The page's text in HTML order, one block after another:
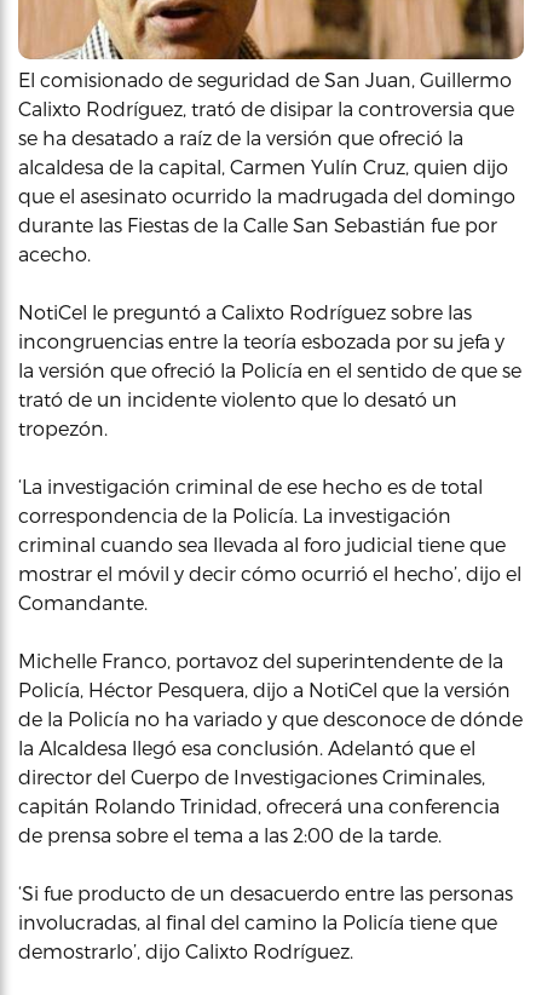
El comisionado de seguridad de San Juan, Guillermo
Calixto Rodríguez, trató de disipar la controversia que
se ha desatado a raíz de la versión que ofreció la
alcaldesa de la capital, Carmen Yulín Cruz, quien dijo
que el asesinato ocurrido la madrugada del domingo
durante las Fiestas de la Calle San Sebastián fue por
acecho.
NotiCel le preguntó a Calixto Rodríguez sobre las
incongruencias entre la teoría esbozada por su jefa y
la versión que ofreció la Policía en el sentido de que se
trató de un incidente violento que lo desató un
tropezón.
‘La investigación criminal de ese hecho es de total
correspondencia de la Policía. La investigación
criminal cuando sea llevada al foro judicial tiene que
mostrar el móvil y decir cómo ocurrió el hecho’, dijo el
Comandante.
Michelle Franco, portavoz del superintendente de la
Policía, Héctor Pesquera, dijo a NotiCel que la versión
de la Policía no ha variado y que desconoce de dónde
la Alcaldesa llegó esa conclusión. Adelantó que el
director del Cuerpo de Investigaciones Criminales,
capitán Rolando Trinidad, ofrecerá una conferencia
de prensa sobre el tema a las 2:00 de la tarde.
‘Si fue producto de un desacuerdo entre las personas
involucradas, al final del camino la Policía tiene que
demostrarlo’, dijo Calixto Rodríguez.